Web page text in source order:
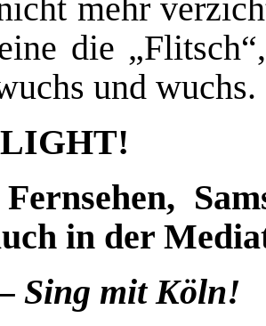
mehr
die
und wuchs.
in der
Sing mit Köln!